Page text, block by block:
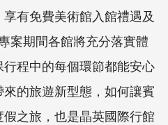
有免費美術館入館禮遇及
案期間各館將充分落實體
程中的每個環節都能安心
的旅遊新型態，如何讓賓
之旅，也是晶英國際行館